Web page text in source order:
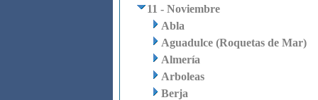
11 - Noviembre
Abla
Aguadulce (Roquetas de Mar)
Almería
Arboleas
Berja